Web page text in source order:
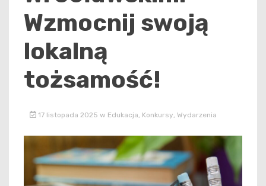
Wzmocnij swoją
lokalną
tożsamość!
17 listopada 2025 w Edukacja Konkursy Wydarzenia